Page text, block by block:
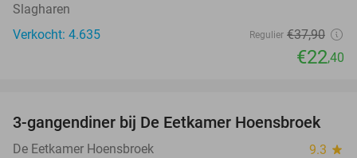
Slagharen
Verkocht: 4.635
Regulier €37,90
€22,40
44%
3-gangendiner bij De Eetkamer Hoensbroek
De Eetkamer Hoensbroek 9.3 star